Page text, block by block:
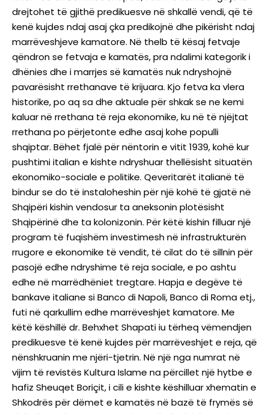
drejtohet të gjithë predikuesve në shkallë vendi, që të
kenë kujdes ndaj asaj çka predikojnë dhe pikërisht ndaj
marrëveshjeve kamatore. Në thelb të kësaj fetvaje
qëndron se fetvaja e kamatës, pra ndalimi kategorik i
dhënies dhe i marrjes së kamatës nuk ndryshojnë
pavarësisht rrethanave të krijuara. Kjo fetva ka vlera
historike, po aq sa dhe aktuale për shkak se ne kemi
kaluar në rrethana të reja ekonomike, ku në të njëjtat
rrethana po përjetonte edhe asaj kohe populli
shqiptar. Bëhet fjalë për nëntorin e vitit 1939, kohë kur
pushtimi italian e kishte ndryshuar thellësisht situatën
ekonomiko-sociale e politike. Qeveritarët italianë të
bindur se do të instaloheshin për një kohë të gjatë në
Shqipëri kishin vendosur ta aneksonin plotësisht
Shqipërinë dhe ta kolonizonin. Për këtë kishin filluar një
program të fuqishëm investimesh në infrastrukturën
rrugore e ekonomike të vendit, të cilat do të sillnin për
pasojë edhe ndryshime të reja sociale, e po ashtu
edhe në marrëdhëniet tregtare. Hapja e degëve të
bankave italiane si Banco di Napoli, Banco di Roma etj.,
futi në qarkullim edhe marrëveshjet kamatore. Me
këtë këshillë dr. Behxhet Shapati iu tërheq vëmendjen
predikuesve të kenë kujdes për marrëveshjet e reja, që
nënshkruanin me njëri-tjetrin. Në një nga numrat në
vijim të revistës Kultura Islame na përcillet një hytbe e
hafiz Sheuqet Boriçit, i cili e kishte këshilluar xhematin e
Shkodrës për dëmet e kamatës në bazë të frymës së